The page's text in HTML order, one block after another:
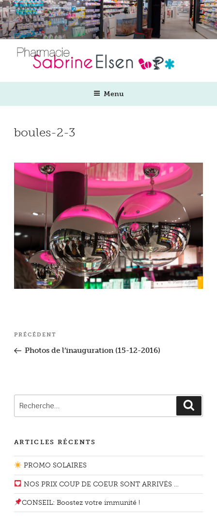
Aller
au
contenu
principal
Menu
boules-2-3
Navigation
Article
précédent
PRÉCÉDENT
Photos de l’inauguration (15-12-2016)
ARTICLES RÉCENTS
PROMO SOLAIRES
NOS PRIX COUP DE COEUR SONT ARRIVÉS …
CONSEIL: Boostez votre immunité !